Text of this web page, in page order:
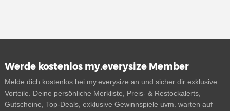
Werde kostenlos my.everysize Member
Melde dich kostenlos bei my.everysize an und sicher dir exklusive
Vorteile. Deine persönliche Merkliste, Preis- & Restockalerts,
Gutscheine, Top-Deals, exklusive Gewinnspiele uvm. warten auf